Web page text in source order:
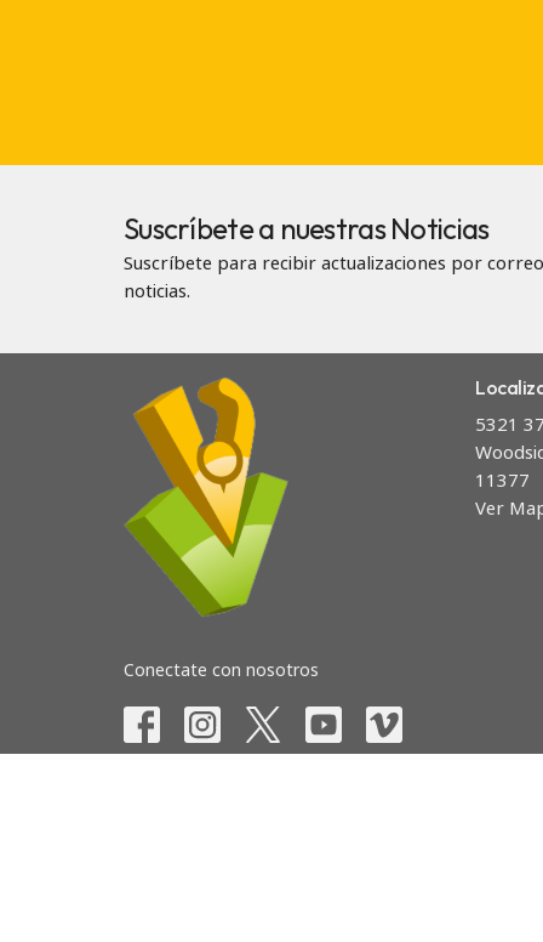
Suscríbete a nuestras Noticias
Suscríbete para recibir actualizaciones por
noticias.
Conectate con nosotros
5321
11377
Ver